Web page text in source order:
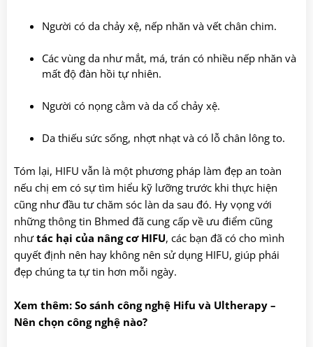
Người có da chảy xệ, nếp nhăn và vết chân chim.
Các vùng da như mắt, má, trán có nhiều nếp nhăn và
mất độ đàn hồi tự nhiên.
Người có nọng cằm và da cổ chảy xệ.
Da thiếu sức sống, nhợt nhạt và có lỗ chân lông to.
Tóm lại, HIFU vẫn là một phương pháp làm đẹp an toàn
nếu chị em có sự tìm hiểu kỹ lưỡng trước khi thực hiện
cũng như đầu tư chăm sóc làn da sau đó. Hy vọng với
những thông tin Bhmed đã cung cấp về ưu điểm cũng
nhưtác hại của nâng cơ HIFU, các bạn đã có cho mình
quyết định nên hay không nên sử dụng HIFU, giúp phái
đẹp chúng ta tự tin hơn mỗi ngày.
Xem thêm: So sánh công nghệ Hifu và Ultherapy –
Nên chọn công nghệ nào?